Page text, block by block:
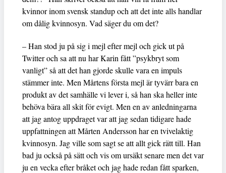
kvinnor inom svensk standup och att det inte alls handlar
om dålig kvinnosyn. Vad säger du om det?
– Han stod ju på sig i mejl efter mejl och gick ut på
Twitter och sa att nu har Karin fått ”psykbryt som
vanligt” så att det han gjorde skulle vara en impuls
stämmer inte. Men Mårtens första mejl är tyvärr bara en
produkt av det samhälle vi lever i, så han ska heller inte
behöva bära all skit för evigt. Men en av anledningarna
att jag antog uppdraget var att jag sedan tidigare hade
uppfattningen att Mårten Andersson har en tvivelaktig
kvinnosyn. Jag ville som sagt se att allt gick rätt till. Han
bad ju också på sätt och vis om ursäkt senare men det var
ju en vecka efter bråket och jag hade redan fått sparken,